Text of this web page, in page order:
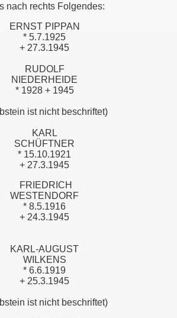
nach rechts Folgendes:
ERNST PIPPAN
* 5.7.1925
+ 27.3.1945
RUDOLF
NIEDERHEIDE
* 1928 + 1945
ist nicht beschriftet)
KARL
SCHÜFTNER
* 15.10.1921
+ 27.3.1945
FRIEDRICH
WESTENDORF
* 8.5.1916
+ 24.3.1945
KARL-AUGUST
WILKENS
* 6.6.1919
+ 25.3.1945
ist nicht beschriftet)